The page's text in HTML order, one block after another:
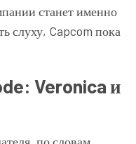
станет именно
слуху, Capcom пока
Veronica и